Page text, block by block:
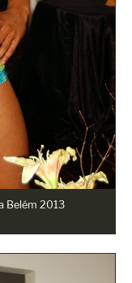
Belém 2013